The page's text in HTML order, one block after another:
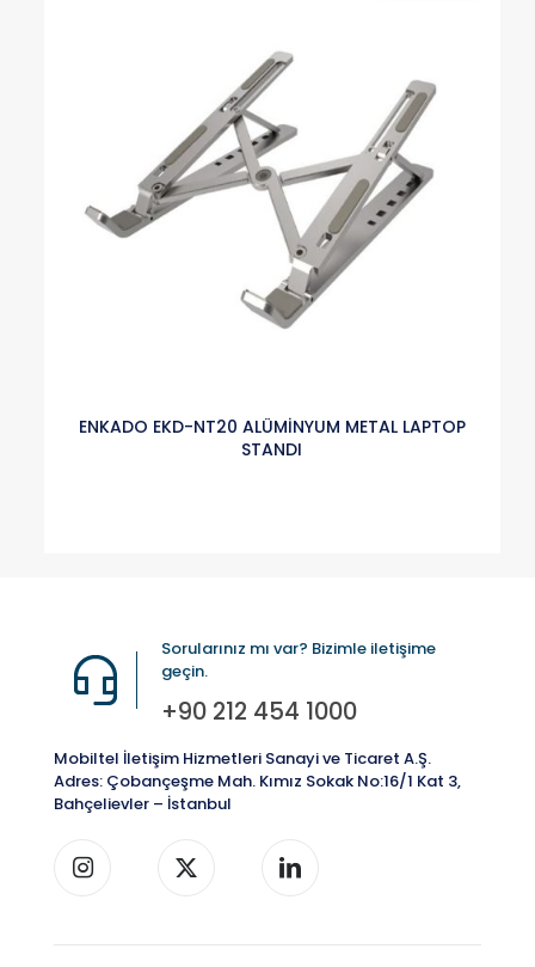
ENKADO EKD-NT20 ALÜMİNYUM METAL LAPTOP
STANDI
Sorularınız mı var? Bizimle iletişime
geçin.
+90 212 454 1000
Mobiltel İletişim Hizmetleri Sanayi ve Ticaret A.Ş.
Adres: Çobançeşme Mah. Kımız Sokak No:16/1 Kat 3,
Bahçelievler – İstanbul